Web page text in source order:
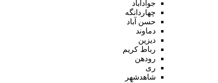
جوادآباد
چهاردانگه
حسن آباد
دماوند
دیزین
رباط کریم
رودهن
ری
شاهدشهر